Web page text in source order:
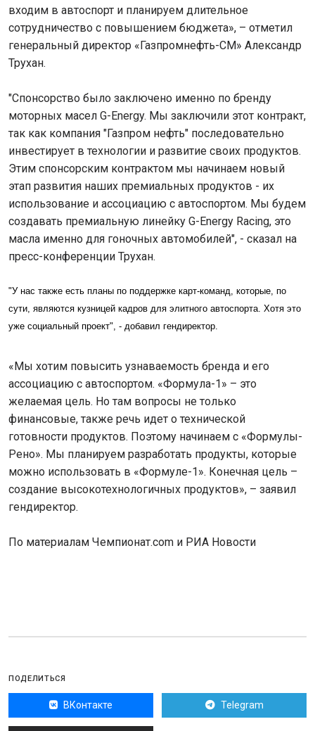
входим в автоспорт и планируем длительное
сотрудничество с повышением бюджета», – отметил
генеральный директор «Газпромнефть-СМ» Александр
Трухан.
"Спонсорство было заключено именно по бренду
моторных масел G-Energy. Мы заключили этот контракт,
так как компания "Газпром нефть" последовательно
инвестирует в технологии и развитие своих продуктов.
Этим спонсорским контрактом мы начинаем новый
этап развития наших премиальных продуктов - их
использование и ассоциацию с автоспортом. Мы будем
создавать премиальную линейку G-Energy Racing, это
масла именно для гоночных автомобилей", - сказал на
пресс-конференции Трухан.
"У нас также есть планы по поддержке карт-команд, которые, по
сути, являются кузницей кадров для элитного автоспорта. Хотя это
уже социальный проект", - добавил гендиректор.
«Мы хотим повысить узнаваемость бренда и его
ассоциацию с автоспортом. «Формула-1» – это
желаемая цель. Но там вопросы не только
финансовые, также речь идет о технической
готовности продуктов. Поэтому начинаем с «Формулы-
Рено». Мы планируем разработать продукты, которые
можно использовать в «Формуле-1». Конечная цель –
создание высокотехнологичных продуктов», – заявил
гендиректор.
По материалам Чемпионат.com и РИА Новости
ПОДЕЛИТЬСЯ
ВКонтакте Telegram